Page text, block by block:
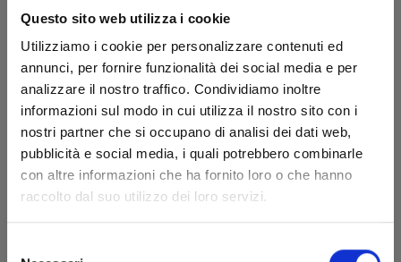
Questo sito web utilizza i cookie
Utilizziamo i cookie per personalizzare contenuti ed
annunci, per fornire funzionalità dei social media e per
analizzare il nostro traffico. Condividiamo inoltre
informazioni sul modo in cui utilizza il nostro sito con i
nostri partner che si occupano di analisi dei dati web,
pubblicità e social media, i quali potrebbero combinarle
con altre informazioni che ha fornito loro o che hanno
raccolto dal suo utilizzo dei loro servizi.
KUROKO’S BASKET REPLACE PLUS n. 6
12/02/2020
€ 4,50